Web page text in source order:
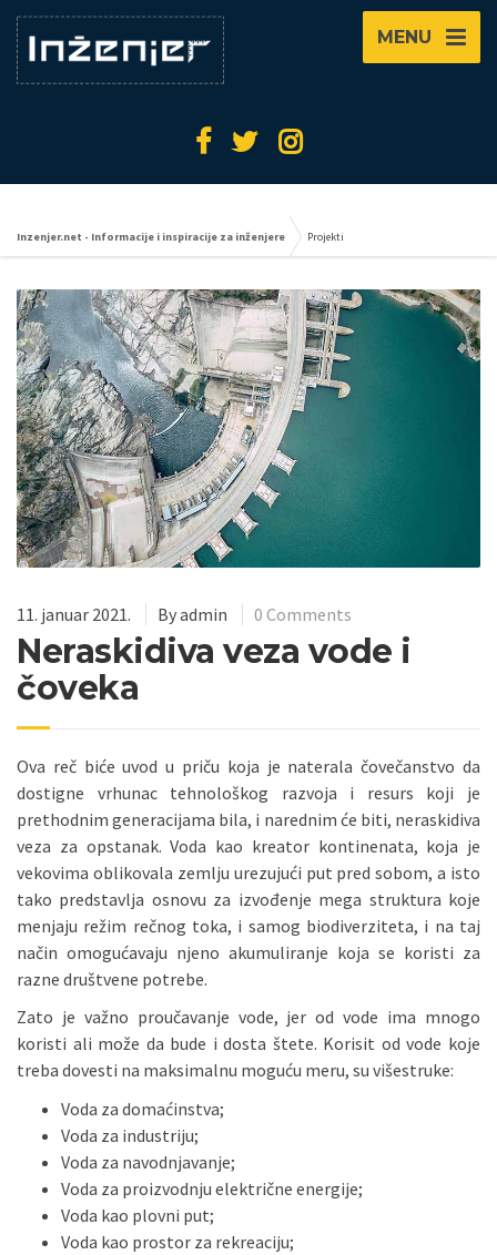
MENU
Inzenjer.net - Informacije i inspiracije za inženjere Projekti
11. januar 2021. Byadmin 0 Comments
Neraskidiva veza vode i
čoveka
Ova reč biće uvod u priču koja je naterala čovečanstvo da
dostigne vrhunac tehnološkog razvoja i resurs koji je
prethodnim generacijama bila, i narednim će biti, neraskidiva
veza za opstanak. Voda kao kreator kontinenata, koja je
vekovima oblikovala zemlju urezujući put pred sobom, a isto
tako predstavlja osnovu za izvođenje mega struktura koje
menjaju režim rečnog toka, i samog biodiverziteta, i na taj
način omogućavaju njeno akumuliranje koja se koristi za
razne društvene potrebe.
Zato je važno proučavanje vode, jer od vode ima mnogo
koristi ali može da bude i dosta štete. Korisit od vode koje
treba dovesti na maksimalnu moguću meru, su višestruke:
Voda za domaćinstva;
Voda za industriju;
Voda za navodnjavanje;
Voda za proizvodnju električne energije;
Voda kao plovni put;
Voda kao prostor za rekreaciju;